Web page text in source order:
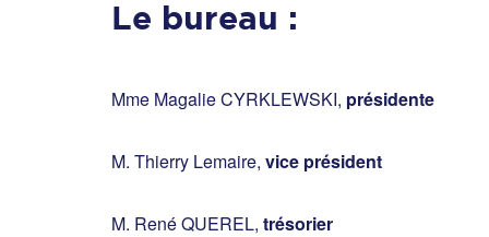
Le bureau :
Mme Magalie CYRKLEWSKI, présidente
M. Thierry Lemaire, vice président
M. René QUEREL, trésorier